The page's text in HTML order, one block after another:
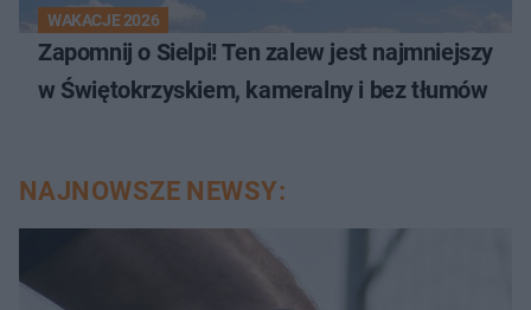
WAKACJE 2026
Zapomnij o Sielpi! Ten zalew jest najmniejszy
w Świętokrzyskiem, kameralny i bez tłumów
NAJNOWSZE NEWSY: